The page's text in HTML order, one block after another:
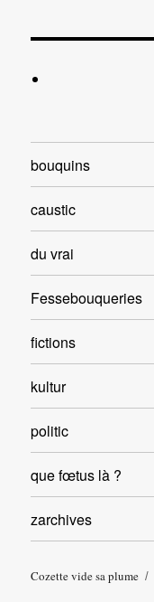
bouquins
caustic
du vrai
Fessebouqueries
fictions
kultur
politic
que fœtus là ?
zarchives
Cozette vide sa plume